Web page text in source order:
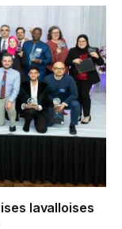
lavalloises